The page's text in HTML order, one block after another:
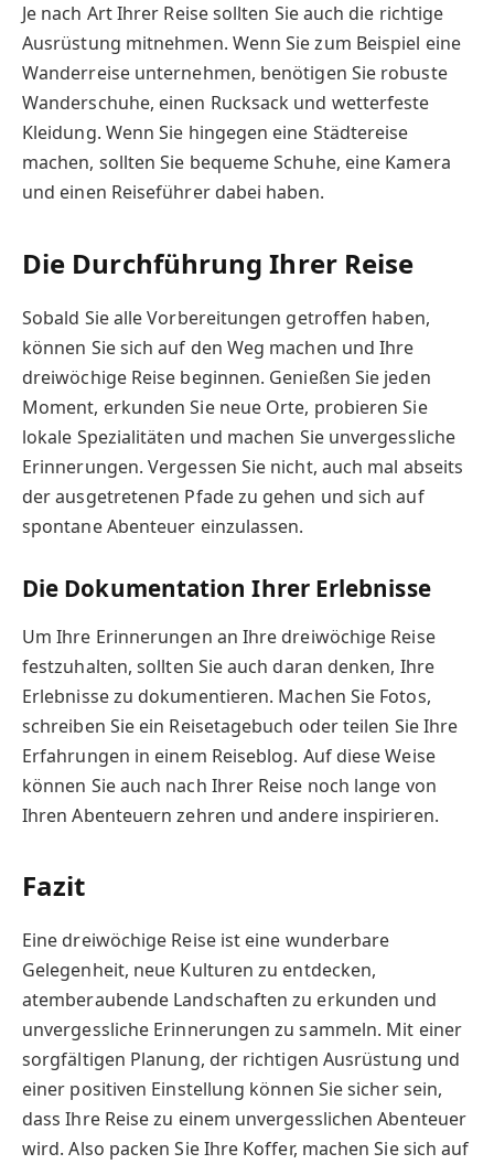
Je nach Art Ihrer Reise sollten Sie auch die richtige
Ausrüstung mitnehmen. Wenn Sie zum Beispiel eine
Wanderreise unternehmen, benötigen Sie robuste
Wanderschuhe, einen Rucksack und wetterfeste
Kleidung. Wenn Sie hingegen eine Städtereise
machen, sollten Sie bequeme Schuhe, eine Kamera
und einen Reiseführer dabei haben.
Die Durchführung Ihrer Reise
Sobald Sie alle Vorbereitungen getroffen haben,
können Sie sich auf den Weg machen und Ihre
dreiwöchige Reise beginnen. Genießen Sie jeden
Moment, erkunden Sie neue Orte, probieren Sie
lokale Spezialitäten und machen Sie unvergessliche
Erinnerungen. Vergessen Sie nicht, auch mal abseits
der ausgetretenen Pfade zu gehen und sich auf
spontane Abenteuer einzulassen.
Die Dokumentation Ihrer Erlebnisse
Um Ihre Erinnerungen an Ihre dreiwöchige Reise
festzuhalten, sollten Sie auch daran denken, Ihre
Erlebnisse zu dokumentieren. Machen Sie Fotos,
schreiben Sie ein Reisetagebuch oder teilen Sie Ihre
Erfahrungen in einem Reiseblog. Auf diese Weise
können Sie auch nach Ihrer Reise noch lange von
Ihren Abenteuern zehren und andere inspirieren.
Fazit
Eine dreiwöchige Reise ist eine wunderbare
Gelegenheit, neue Kulturen zu entdecken,
atemberaubende Landschaften zu erkunden und
unvergessliche Erinnerungen zu sammeln. Mit einer
sorgfältigen Planung, der richtigen Ausrüstung und
einer positiven Einstellung können Sie sicher sein,
dass Ihre Reise zu einem unvergesslichen Abenteuer
wird. Also packen Sie Ihre Koffer, machen Sie sich auf